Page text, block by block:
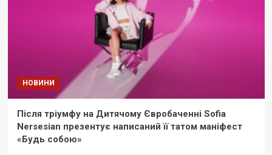
НОВИНИ
Після тріумфу на Дитячому Євробаченні Sofia
Nersesian презентує написаний її татом маніфест
«Будь собою»